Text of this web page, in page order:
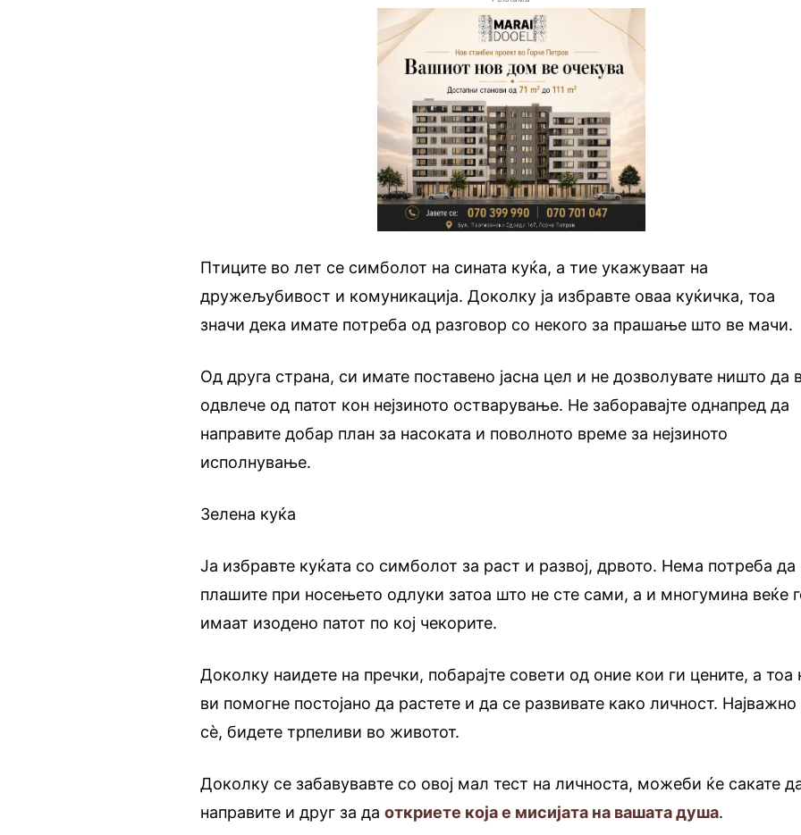
Птиците во лет се симболот на сината куќа, а тие укажуваат на
дружељубивост и комуникација. Доколку ја избравте оваа куќичка, тоа
значи дека имате потреба од разговор со некого за прашање што ве мачи.
Од друга страна, си имате поставено јасна цел и не дозволувате ништо да
одвлече од патот кон нејзиното остварување. Не заборавајте однапред да
направите добар план за насоката и поволното време за нејзиното
исполнување.
Зелена куќа
Ја избравте куќата со симболот за раст и развој, дрвото. Нема потреба да
плашите при носењето одлуки затоа што не сте сами, а и многумина веќе
имаат изодено патот по кој чекорите.
Доколку наидете на пречки, побарајте совети од оние кои ги цените, а тоа
ви помогне постојано да растете и да се развивате како личност.
сè, бидете трпеливи во животот.
Доколку се забавувавте со овој мал тест на личноста, можеби ќе сакате
направите и друг за даоткриете која е мисијата на вашата душа.